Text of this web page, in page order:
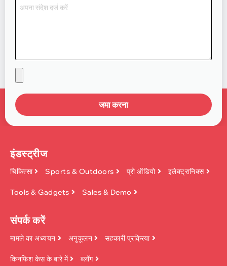
जमा करना
इंडस्ट्रीज
चिकित्सा Sports & Outdoors प्रो ऑडियो इलेक्ट्रानिक्स
Tools & Gadgets Sales & Demo
संपर्क करें
मामले का अध्ययन अनुकूलन सहकारी प्रक्रिया
किनफिश केस के बारे में ब्लॉग